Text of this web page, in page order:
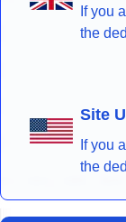
If you
the
Site
If you
the